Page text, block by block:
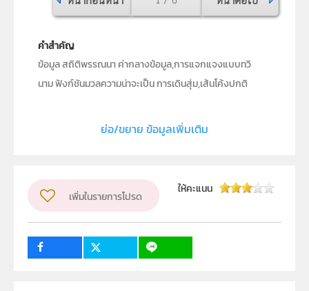
คำสำคัญ
ข้อมูล สถิติพรรณนา ค่ากลางข้อมูล,การแจกแจงแบบทวิ
นาม ฟังก์ชันมวลความน่าจะเป็น การเดินสุ่ม,เส้นโค้งปกติ
เสี่ยง,การควบคุมคุณภาพ,ฟังก์ชันเชิงเส้น ฟังก์ชันไม่เป็นเชิง
ลิขสิทธิ์
ผู้แต่ง หรือ เจ้าของผลงาน
วีระ ยุคุณธร
วิชา
ย่อ/ขยาย ข้อมูลเพิ่มเติม
เพิ่มในรายการโปรด
ให้คะแนน